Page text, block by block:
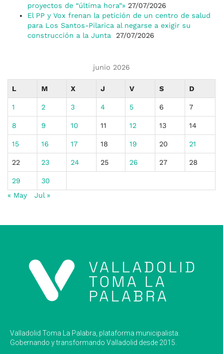
proyectos de “última hora”» 27/07/2026
El PP y Vox frenan la petición de un centro de salud
para Los Santos-Pilarica al negarse a exigir su
construcción a la Junta
27/07/2026
junio 2026
L M X J V S D
1 2 3 4 5 6 7
8 9 10 11 12 13 14
15 16 17 18 19 20 21
22 23 24 25 26 27 28
29
30
« May
Jul »
Valladolid Toma La Palabra, plataforma municipalista.
Gobernando y transformando Valladolid desde 2015.